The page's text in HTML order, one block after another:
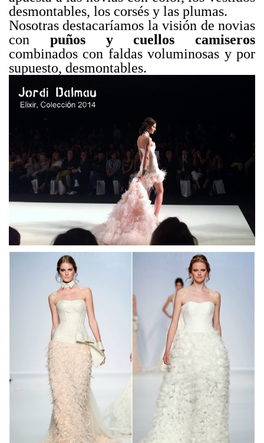
desmontables, los corsés y las plumas.
Nosotras destacaríamos la visión de novias
con puños y cuellos camiseros
combinados con faldas voluminosas y por
supuesto, desmontables.